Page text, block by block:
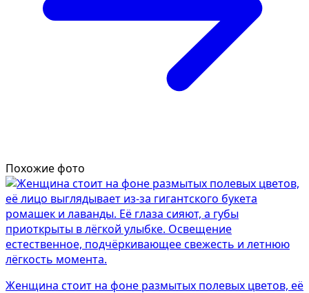
Похожие фото
Женщина стоит на фоне размытых полевых цветов, её